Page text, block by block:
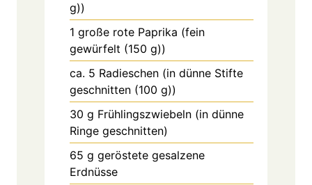
g))
1 große rote Paprika (fein
gewürfelt (150 g))
ca. 5 Radieschen (in dünne Stifte
geschnitten (100 g))
30 g Frühlingszwiebeln (in dünne
Ringe geschnitten)
65 g geröstete gesalzene
Erdnüsse